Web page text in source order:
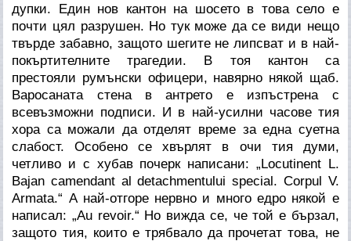
дупки. Един нов кантон на шосето в това село е
почти цял разрушен. Но тук може да се види нещо
твърде забавно, защото шегите не липсват и в най-
покъртителните трагедии. В тоя кантон са
престояли румънски офицери, навярно някой щаб.
Варосаната стена в антрето е изпъстрена с
всевъзможни подписи. И в най-усилни часове тия
хора са можали да отделят време за една суетна
слабост. Особено се хвърлят в очи тия думи,
четливо и с хубав почерк написани: „Locutinent L.
Bajan camendant al detachmentului special. Corpul V.
Armata.“ А най-отгоре нервно и много едро някой е
написал: „Au revoir.“ Но вижда се, че той е бързал,
защото тия, които е трябвало да прочетат това, не